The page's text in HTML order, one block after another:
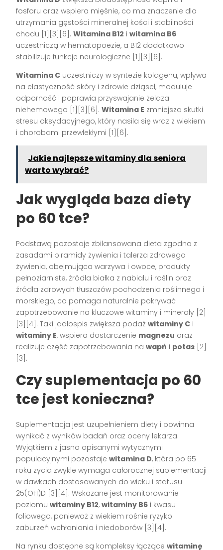
fosforu oraz wspiera mięśnie, co ma znaczenie dla
utrzymania gęstości mineralnej kości i stabilności
chodu [1][3][6].Witamina B12 iwitamina B6
uczestniczą w hematopoezie, a B12 dodatkowo
stabilizuje funkcje neurologiczne [1][3][6].
Witamina C uczestniczy w syntezie kolagenu, wpływa
na elastyczność skóry i zdrowie dziąseł, moduluje
odporność i poprawia przyswajanie żelaza
niehemowego [1][3][6].Witamina E zmniejsza skutki
stresu oksydacyjnego, który nasila się wraz z wiekiem
i chorobami przewlekłymi [1][6].
Jakie najlepsze witaminy dla seniora
warto wybrać?
Jak wygląda baza diety
po 60 tce?
Podstawą pozostaje zbilansowana dieta zgodna z
zasadami piramidy żywienia i talerza zdrowego
żywienia, obejmująca warzywa i owoce, produkty
pełnoziarniste, źródła białka z nabiału i roślin oraz
źródła zdrowych tłuszczów pochodzenia roślinnego i
morskiego, co pomaga naturalnie pokrywać
zapotrzebowanie na kluczowe witaminy i minerały [2]
[3][4]. Taki jadłospis zwiększa podażwitaminy C i
witaminy E, wspiera dostarczenie magnezu oraz
realizuje część zapotrzebowania nawapń i potas [2]
[3].
Czy suplementacja po 60
tce jest konieczna?
Suplementacja jest uzupełnieniem diety i powinna
wynikać z wyników badań oraz oceny lekarza.
Wyjątkiem z jasno opisanymi wytycznymi
populacyjnymi pozostajewitamina D, która po 65
roku życia zwykle wymaga całorocznej suplementacji
w dawkach dostosowanych do wieku i statusu
25(OH)D [3][4]. Wskazane jest monitorowanie
poziomuwitaminy B12,witaminy B6 i kwasu
foliowego, ponieważ z wiekiem rośnie ryzyko
zaburzeń wchłaniania i niedoborów [3][4].
Na rynku dostępne są kompleksy łączącewitaminę